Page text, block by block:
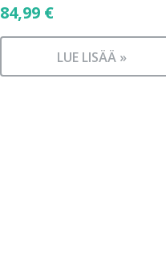
84,99 €
LUE LISÄÄ »